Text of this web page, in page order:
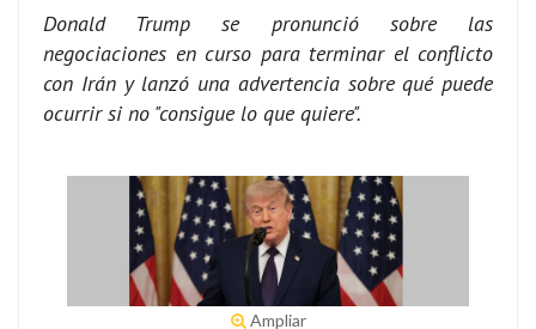
Donald Trump se pronunció sobre las
negociaciones en curso para terminar el conflicto
con Irán y lanzó una advertencia sobre qué puede
ocurrir si no "consigue lo que quiere".
Ampliar